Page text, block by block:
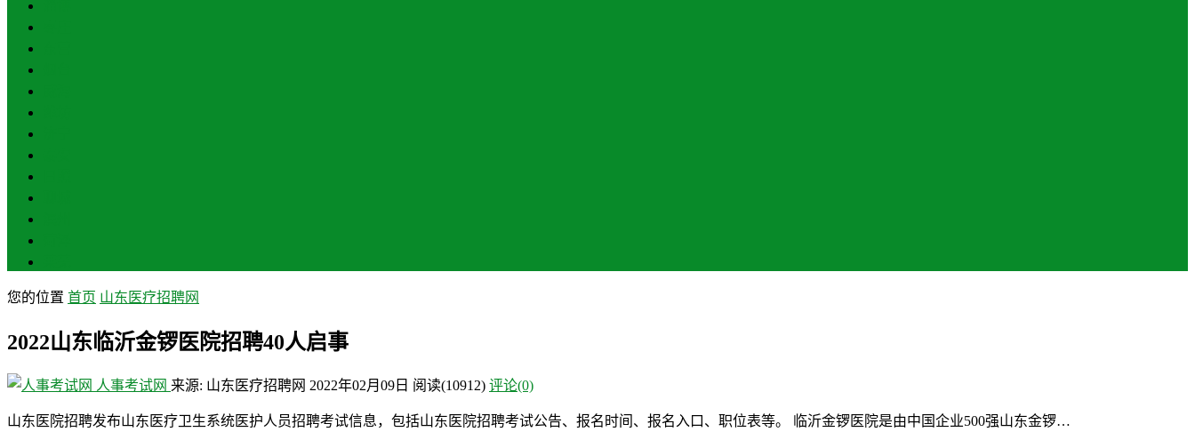
您的位置 首页 山东医疗招聘网
2022山东临沂金锣医院招聘40人启事
人事考试网 来源: 山东医疗招聘网 2022年02月09日 阅读(10912) 评论(0)
山东医院招聘发布山东医疗卫生系统医护人员招聘考试信息，包括山东医院招聘考试公告、报名时间、报名入口、职位表等。 临沂金锣医院是由中国企业500强山东金锣…